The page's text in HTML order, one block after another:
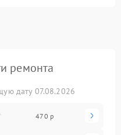
ремонта
дату 07.08.2026
470 р